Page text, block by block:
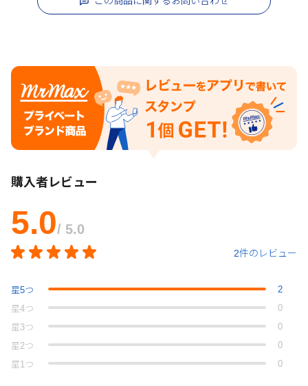
購入者レビュー
5.0/ 5.0
2件のレビュー
星5つ
2
星4つ
0
星 3つ
0
星 2つ
0
星 1 つ 0